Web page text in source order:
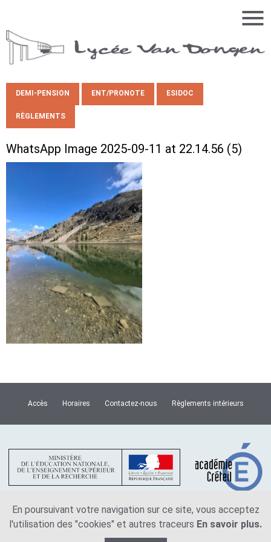
En poursuivant votre navigation sur ce site, vous acceptez
l'utilisation des "cookies" et autres traceurs En savoir plus.
DEMI-PENSION ENT/PRONOTE ESIDOC
RÈGLEMENTS
WhatsApp Image 2025-09-11 at 22.14.56 (5)
Accès Horaires Contactez-nous Règlements intérieurs
Plan du site Mentions légales